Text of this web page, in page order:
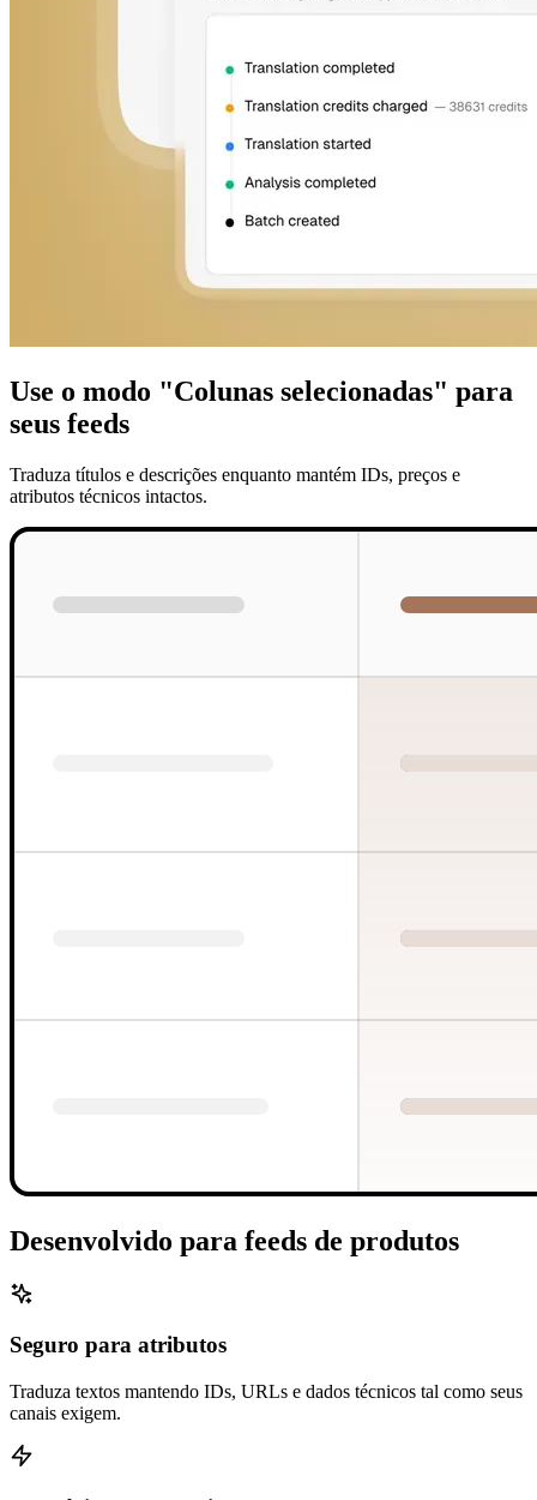
Use o modo "Colunas selecionadas" para
seus feeds
Traduza títulos e descrições enquanto mantém IDs, preços e
atributos técnicos intactos.
Desenvolvido para feeds de produtos
Seguro para atributos
Traduza textos mantendo IDs, URLs e dados técnicos tal como seus
canais exigem.